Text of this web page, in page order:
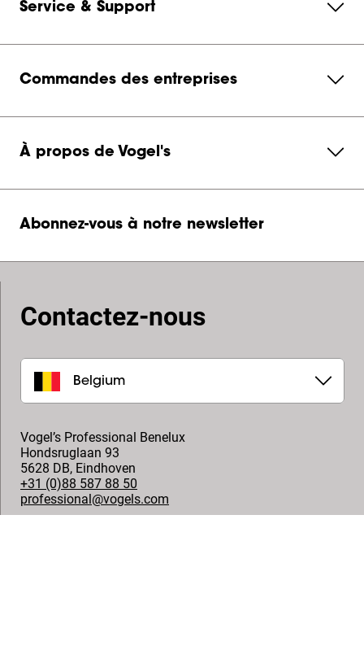
Service & Support
Commandes des entreprises
À propos de Vogel's
Abonnez-vous à notre newsletter
Contactez-nous
Belgium
Vogel’s Professional Benelux
Hondsruglaan 93
5628 DB, Eindhoven
+31 (0)88 587 88 50
professional@vogels.com